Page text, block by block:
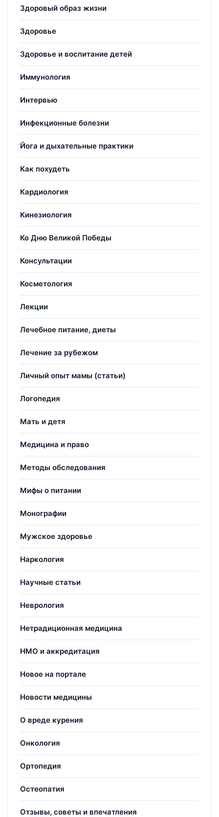
Здоровый образ жизни
Здоровье
Здоровье и воспитание детей
Иммунология
Интервью
Инфекционные болезни
Йога и дыхательные практики
Как похудеть
Кардиология
Кинезиология
Ко Дню Великой Победы
Консультации
Косметология
Лекции
Лечебное питание, диеты
Лечение за рубежом
Личный опыт мамы (статьи)
Логопедия
Мать и детя
Медицина и право
Методы обследования
Мифы о питании
Монографии
Мужское здоровье
Наркология
Научные статьи
Неврология
Нетрадиционная медицина
НМО и аккредитация
Новое на портале
Новости медицины
О вреде курения
Онкология
Ортопедия
Остеопатия
Отзывы, советы и впечатления